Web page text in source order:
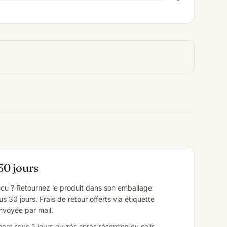
jours
? Retournez le produit dans son emballage
30 jours. Frais de retour offerts via étiquette
par mail.